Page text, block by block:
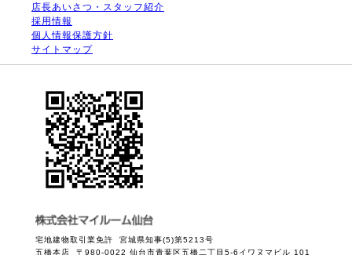
店長あいさつ・スタッフ紹介
採用情報
個人情報保護方針
サイトマップ
宅地建物取引業免許 宮城県知事(5)第5213号
五橋本店 〒980-0022 仙台市青葉区五橋二丁目5-6イワヌマビル 101